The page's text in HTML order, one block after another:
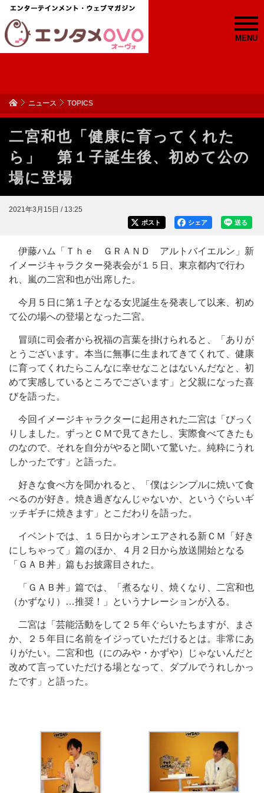
MENU
ニュース TOPICS
二宮和也「健康に育ってくれた
ら」 第１子誕生後、初めて公の
場に登場
2021年3月15日 / 13:25
送る
シェア
ポスト
伊藤ハム「Ｔｈｅ ＧＲＡＮＤ アルトバイエルン」新
イメージキャラクター発表会が１５日、東京都内で行わ
れ、嵐の二宮和也が出席した。
今月５日に第１子となる女児誕生を発表して以来、初め
て公の場への登場となった二宮。
冒頭に司会者から祝福の言葉を掛けられると、「ありが
とうございます。本当に無事に生まれてきてくれて、健康
に育ってくれたらこんなに幸せなことはないんだなと、初
めて実感しているところでございます」と父親になった喜
びを語った。
今回イメージキャラクターに起用された二宮は「びっく
りしました。ずっとＣＭで見てきたし、実際食べてきたも
のなので、それを自分がやると聞いて驚いた。純粋にうれ
しかったです」と語った。
好きな食べ方を聞かれると、「僕はシンプルに焼いて食
べるのが好き。焼き過ぎなんじゃないか、というぐらいギ
ッチギチに焼きます」とこだわりを語った。
イベントでは、１５日からオンエアされる新ＣＭ「好き
にしちゃって」篇のほか、４月２日から放送開始となる
「ＧＡＢ丼」篇もお披露目された。
「ＧＡＢ丼」篇では、「煮るなり、焼くなり、二宮和也
（かずなり）…推奨！」というナレーションが入る。
二宮は「芸能活動をして２５年ぐらいたちますが、まさ
か、２５年目に名前をイジっていただけるとは。非常にあ
りがたい。二宮和也（にのみや・かずや）じゃないんだと
改めて言っていただける場となって、ダブルでうれしかっ
たです」と語った。